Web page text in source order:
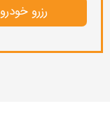
رزرو خودرو